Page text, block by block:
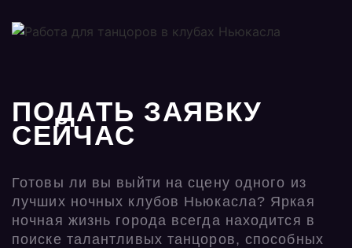
ПОДАТЬ ЗАЯВКУ
СЕЙЧАС
Готовы ли вы выйти на сцену одного из
лучших ночных клубов Ньюкасла? Яркая
ночная жизнь города всегда находится в
поиске талантливых танцоров, способных